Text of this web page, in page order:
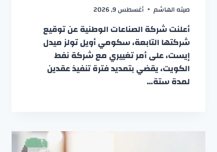
صيته الهاشم أغسطس 9, 2026
أعلنت شركة الصناعات الوطنية عن توقيع
شركتها التابعة، سكومي أويل تولز ميدل
إيست، على أمر تغييري مع شركة نفط
الكويت، يقضي بتمديد فترة تنفيذ عقدين
لمدة ستة…